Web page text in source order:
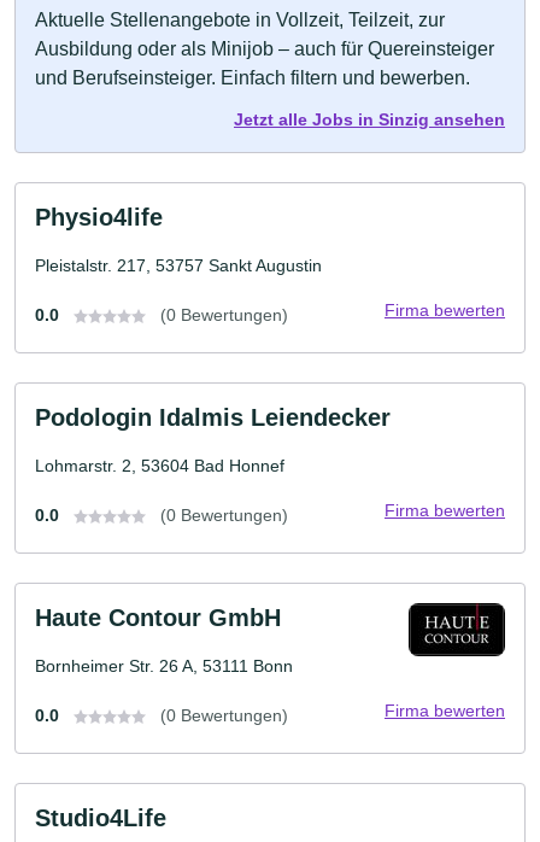
Aktuelle Stellenangebote in Vollzeit, Teilzeit, zur
Ausbildung oder als Minijob – auch für Quereinsteiger
und Berufseinsteiger. Einfach filtern und bewerben.
Jetzt alle Jobs in Sinzig ansehen
Physio4life
Pleistalstr. 217, 53757 Sankt Augustin
0.0 (0 Bewertungen) Firma bewerten
Podologin Idalmis Leiendecker
Lohmarstr. 2, 53604 Bad Honnef
0.0 (0 Bewertungen) Firma bewerten
Haute Contour GmbH
Bornheimer Str. 26 A, 53111 Bonn
0.0 (0 Bewertungen) Firma bewerten
Studio4Life